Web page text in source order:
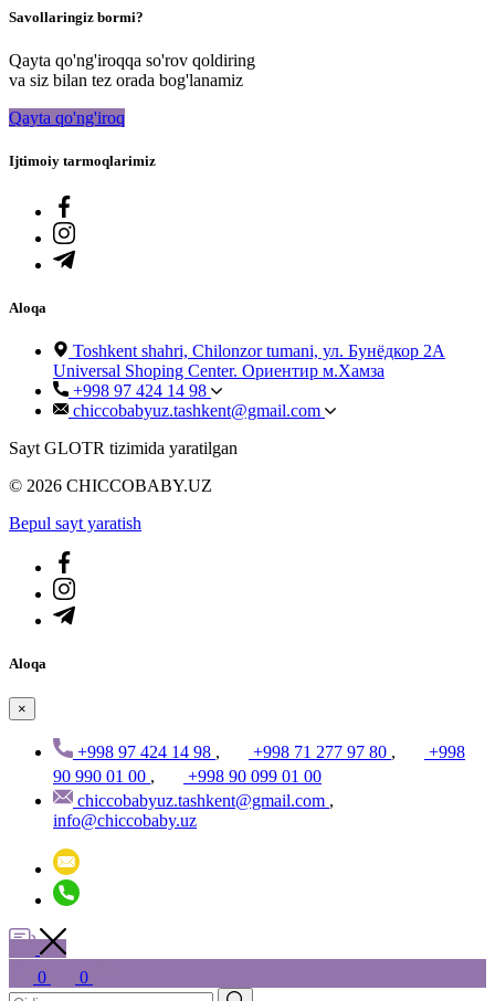
Savollaringiz bormi?
Qayta qo'ng'iroqqa so'rov qoldiring
va siz bilan tez orada bog'lanamiz
Qayta qo'ng'iroq
Ijtimoiy tarmoqlarimiz
Aloqa
Toshkent shahri, Chilonzor tumani, ул. Бунёдкор 2А
Universal Shoping Center. Ориентир м.Хамза
+998 97 424 14 98
chiccobabyuz.tashkent@gmail.com
Sayt GLOTR tizimida yaratilgan
© 2026 CHICCOBABY.UZ
Bepul sayt yaratish
Aloqa
×
+998 97 424 14 98 , +998 71 277 97 80 ,
+998
90 990 01 00 ,
+998 90 099 01 00
chiccobabyuz.tashkent@gmail.com ,
info@chiccobaby.uz
0 0